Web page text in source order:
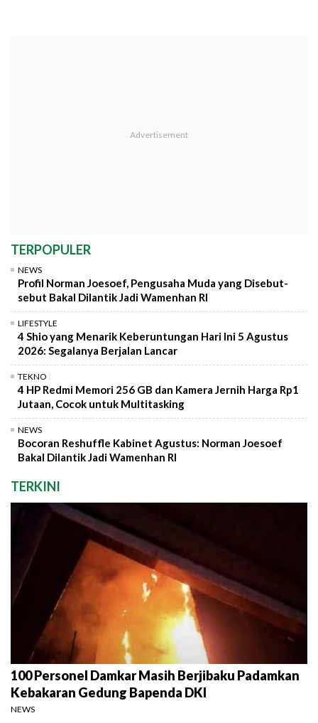
TERPOPULER
NEWS
Profil Norman Joesoef, Pengusaha Muda yang Disebut-
sebut Bakal Dilantik Jadi Wamenhan RI
LIFESTYLE
4 Shio yang Menarik Keberuntungan Hari Ini 5 Agustus
2026: Segalanya Berjalan Lancar
TEKNO
4 HP Redmi Memori 256 GB dan Kamera Jernih Harga Rp1
Jutaan, Cocok untuk Multitasking
NEWS
Bocoran Reshuffle Kabinet Agustus: Norman Joesoef
Bakal Dilantik Jadi Wamenhan RI
TERKINI
100 Personel Damkar Masih Berjibaku Padamkan
Kebakaran Gedung Bapenda DKI
NEWS